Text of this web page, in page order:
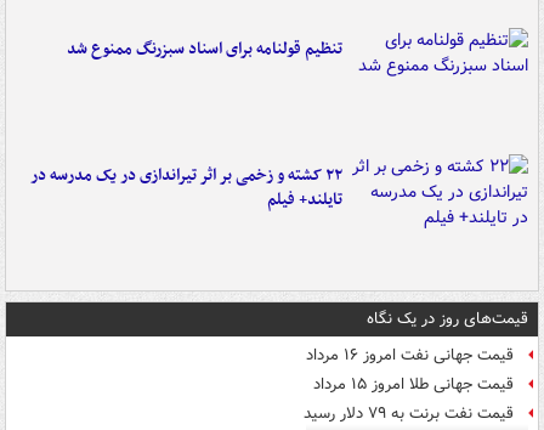
تنظیم قولنامه برای اسناد سبزرنگ ممنوع شد
۲۲ کشته و زخمی بر اثر تیراندازی در یک مدرسه در
تایلند+ فیلم
قیمت‌های روز در یک نگاه
قیمت جهانی نفت امروز ۱۶ مرداد
قیمت جهانی طلا امروز ۱۵ مرداد
قیمت نفت برنت به ۷۹ دلار رسید